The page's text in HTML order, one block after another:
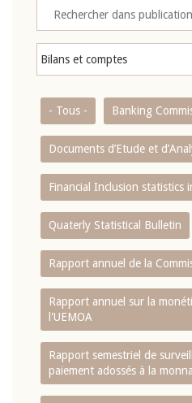
- Tous - Banking
Documents d’Etude et
Financial Inclusion statistics
Quaterly Statistical Bulletin
Rapport annuel de la
Rapport annuel sur la
l'UEMOA
Rapport semestriel de
paiement adossés à la